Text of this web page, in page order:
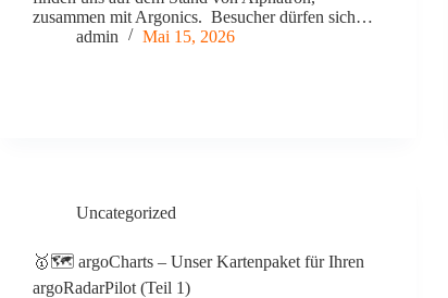
zusammen mit Argonics. Besucher dürfen sich…
admin
Mai 15, 2026
Uncategorized
🥇🗺️ argoCharts – Unser Kartenpaket für Ihren
argoRadarPilot (Teil 1)